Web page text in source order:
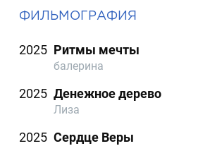
ФИЛЬМОГРАФИЯ
2025 Ритмы мечты
балерина
2025 Денежное дерево
Лиза
2025 Сердце Веры